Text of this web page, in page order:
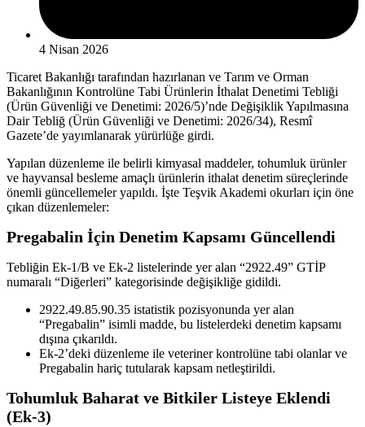
4 Nisan 2026
Ticaret Bakanlığı tarafından hazırlanan ve Tarım ve Orman
Bakanlığının Kontrolüne Tabi Ürünlerin İthalat Denetimi Tebliği
(Ürün Güvenliği ve Denetimi: 2026/5)’nde Değişiklik Yapılmasına
Dair Tebliğ (Ürün Güvenliği ve Denetimi: 2026/34), Resmî
Gazete’de yayımlanarak yürürlüğe girdi.
Yapılan düzenleme ile belirli kimyasal maddeler, tohumluk ürünler
ve hayvansal besleme amaçlı ürünlerin ithalat denetim süreçlerinde
önemli güncellemeler yapıldı. İşte Teşvik Akademi okurları için öne
çıkan düzenlemeler:
Pregabalin İçin Denetim Kapsamı Güncellendi
Tebliğin Ek-1/B ve Ek-2 listelerinde yer alan “2922.49” GTİP
numaralı “Diğerleri” kategorisinde değişikliğe gidildi.
2922.49.85.90.35 istatistik pozisyonunda yer alan
“Pregabalin” isimli madde, bu listelerdeki denetim kapsamı
dışına çıkarıldı.
Ek-2’deki düzenleme ile veteriner kontrolüne tabi olanlar ve
Pregabalin hariç tutularak kapsam netleştirildi.
Tohumluk Baharat ve Bitkiler Listeye Eklendi
(Ek-3)